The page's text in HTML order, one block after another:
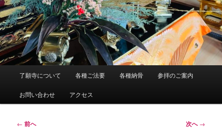
了願寺について 各種ご法要 各種納骨 参拝のご案内
お問い合わせ アクセス
投
← 前へ 次へ→